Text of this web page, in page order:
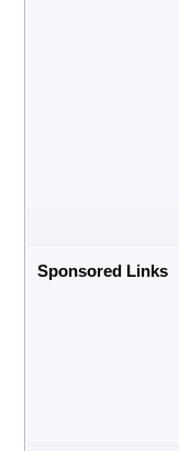
Sponsored Links